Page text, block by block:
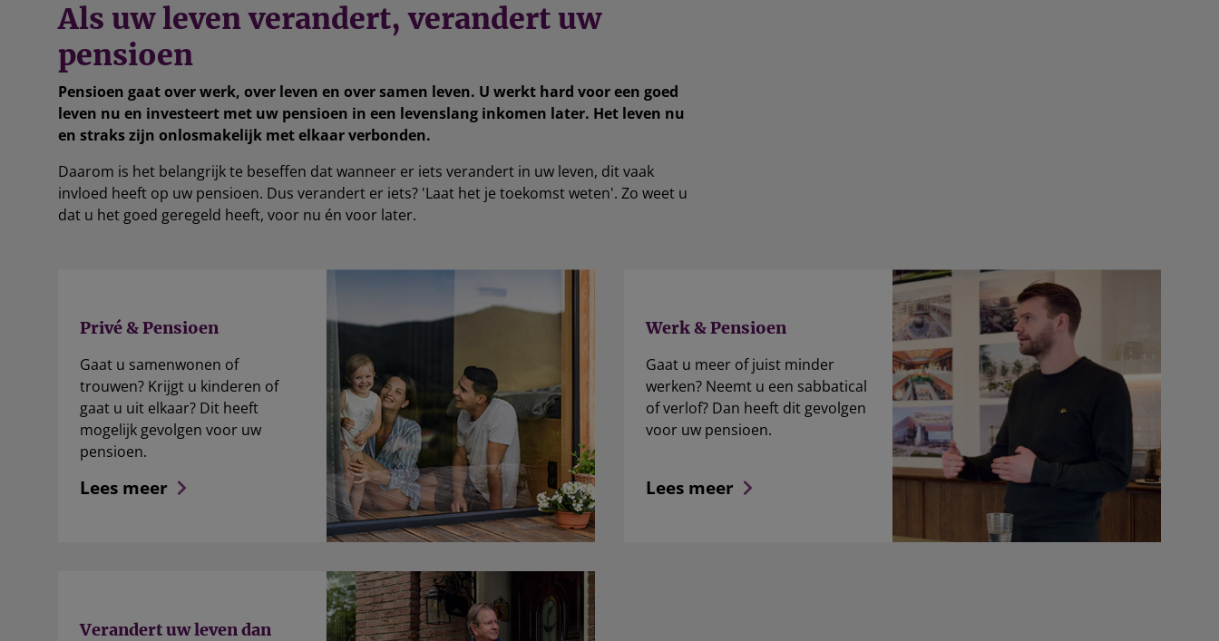
Als uw leven verandert, verandert uw
pensioen
Pensioen gaat over werk, over leven en over samen leven. U werkt hard voor een goed
leven nu en investeert met uw pensioen in een levenslang inkomen later. Het leven nu
en straks zijn onlosmakelijk met elkaar verbonden.
Daarom is het belangrijk te beseffen dat wanneer er iets verandert in uw leven, dit vaak
invloed heeft op uw pensioen. Dus verandert er iets? 'Laat het je toekomst weten'. Zo weet u
dat u het goed geregeld heeft, voor nu én voor later.
Privé & Pensioen
Gaat u samenwonen of
trouwen? Krijgt u kinderen of
gaat u uit elkaar? Dit heeft
mogelijk gevolgen voor uw
pensioen.
Lees meer
Werk & Pensioen
Gaat u meer of juist minder
werken? Neemt u een sabbatical
of verlof? Dan heeft dit gevolgen
voor uw pensioen.
Lees meer
Verandert uw leven dan